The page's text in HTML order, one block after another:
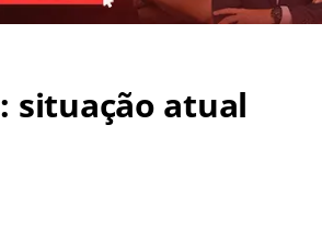
: situação atual